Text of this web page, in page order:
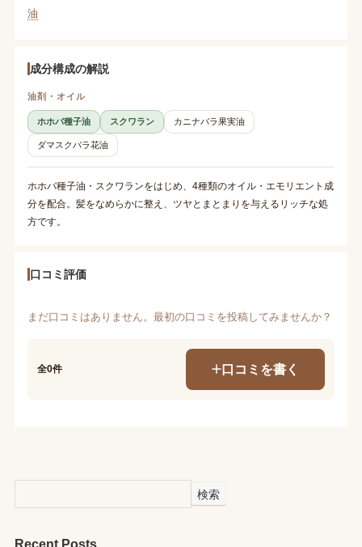
油
成分構成の解説
油剤・オイル
ホホバ種子油 スクワラン カニナバラ果実油
ダマスクバラ花油
ホホバ種子油・スクワランをはじめ、4種類のオイル・エモリエント成
分を配合。髪をなめらかに整え、ツヤとまとまりを与えるリッチな処
方です。
口コミ評価
まだ口コミはありません。最初の口コミを投稿してみませんか？
全0件 口コミを書く
検索
Recent Posts